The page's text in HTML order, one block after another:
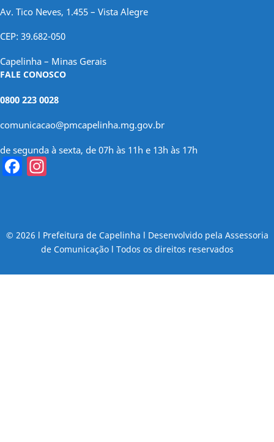
Av. Tico Neves, 1.455 – Vista Alegre
CEP: 39.682-050
Capelinha – Minas Gerais
FALE CONOSCO
0800 223 0028
comunicacao@pmcapelinha.mg.gov.br
de segunda à sexta, de 07h às 11h e 13h às 17h
Facebook
© 2026 l Prefeitura de Capelinha l Desenvolvido pela Assessoria
de Comunicação l Todos os direitos reservados